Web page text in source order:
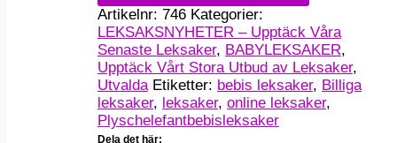
Artikelnr: 746 Kategorier:
LEKSAKSNYHETER – Upptäck Våra
Senaste Leksaker, BABYLEKSAKER,
Upptäck Vårt Stora Utbud av Leksaker,
Utvalda Etiketter: bebis leksaker, Billiga
leksaker, leksaker, online leksaker,
Plyschelefantbebisleksaker
Dela det här: